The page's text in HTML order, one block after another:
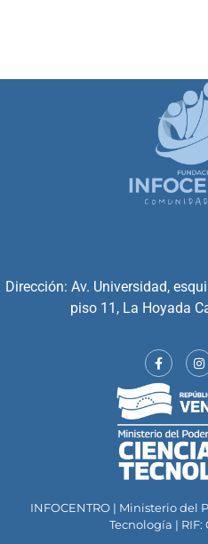
Dirección: Av. Universidad,
piso 11, La Hoyada
INFOCENTRO | Ministerio del
Tecnología |